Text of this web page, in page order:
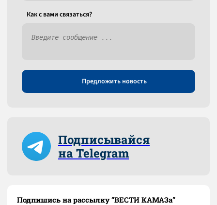
Как c вами связаться?
Предложить новость
Подписывайся
на Telegram
Подпишись на рассылку “ВЕСТИ КАМАЗа”